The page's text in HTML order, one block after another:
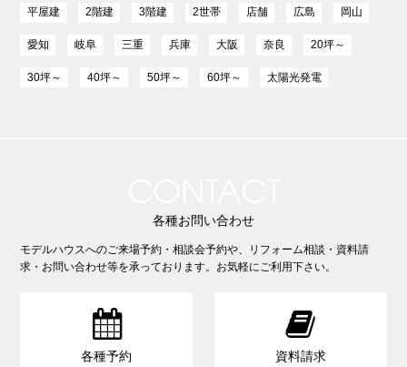
平屋建 2階建 3階建 2世帯 店舗 広島 岡山
愛知 岐阜 三重 兵庫 大阪 奈良 20坪～
30坪～ 40坪～ 50坪～ 60坪～ 太陽光発電
各種お問い合わせ
モデルハウスへのご来場予約・相談会予約や、リフォーム相談・資料請
求・お問い合わせ等を承っております。お気軽にご利用下さい。

各種予約

資料請求